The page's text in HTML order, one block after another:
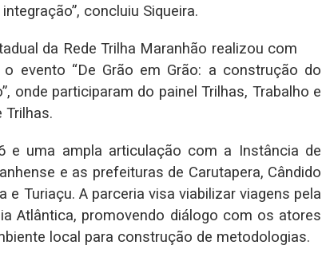
concluiu Siqueira.
da Rede Trilha Maranhão realizou com
evento “De Grão em Grão: a construção do
onde participaram do painel Trilhas, Trabalho e
e uma ampla articulação com a Instância de
e as prefeituras de Carutapera, Cândido
Turiaçu. A parceria visa viabilizar viagens pela
Atlântica, promovendo diálogo com os atores
local para construção de metodologias.